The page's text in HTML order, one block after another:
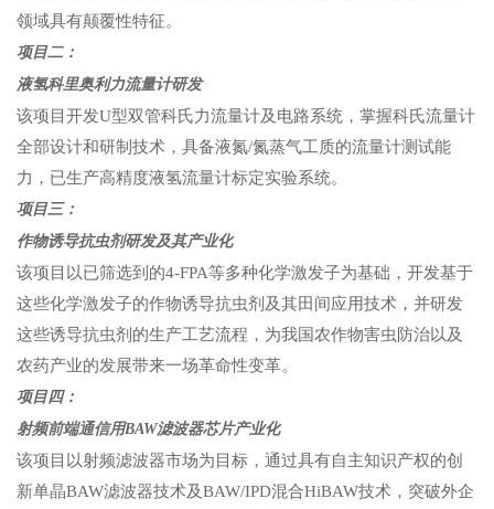
领域具有颠覆性特征。
项目二：
液氢科里奥利力流量计研发
该项目开发U型双管科氏力流量计及电路系统，掌握科氏流量计
全部设计和研制技术，具备液氮/氮蒸气工质的流量计测试能
力，已生产高精度液氢流量计标定实验系统。
项目三：
作物诱导抗虫剂研发及其产业化
该项目以已筛选到的4-FPA等多种化学激发子为基础，开发基于
这些化学激发子的作物诱导抗虫剂及其田间应用技术，并研发
这些诱导抗虫剂的生产工艺流程，为我国农作物害虫防治以及
农药产业的发展带来一场革命性变革。
项目四：
射频前端通信用BAW滤波器芯片产业化
该项目以射频滤波器市场为目标，通过具有自主知识产权的创
新单晶BAW滤波器技术及BAW/IPD混合HiBAW技术，突破外企